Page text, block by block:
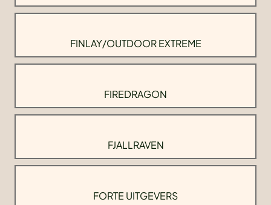
FINLAY/OUTDOOR EXTREME
FIREDRAGON
FJALLRAVEN
FORTE UITGEVERS